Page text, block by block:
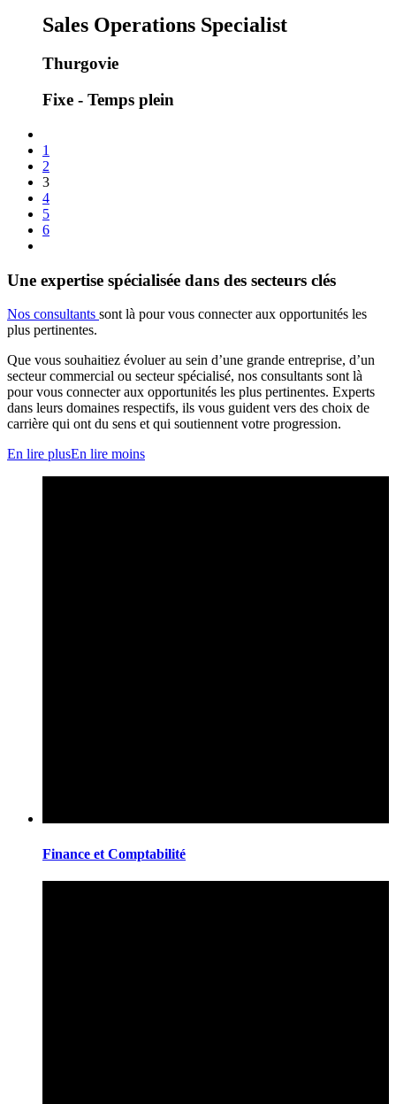
Sales Operations Specialist
Thurgovie
Fixe - Temps plein
1
2
3
4
5
6
Une expertise spécialisée dans des secteurs clés
Nos consultants sont là pour vous connecter aux opportunités les
plus pertinentes.
Que vous souhaitiez évoluer au sein d’une grande entreprise, d’un
secteur commercial ou secteur spécialisé, nos consultants sont là
pour vous connecter aux opportunités les plus pertinentes. Experts
dans leurs domaines respectifs, ils vous guident vers des choix de
carrière qui ont du sens et qui soutiennent votre progression.
En lire plusEn lire moins
Finance et Comptabilité